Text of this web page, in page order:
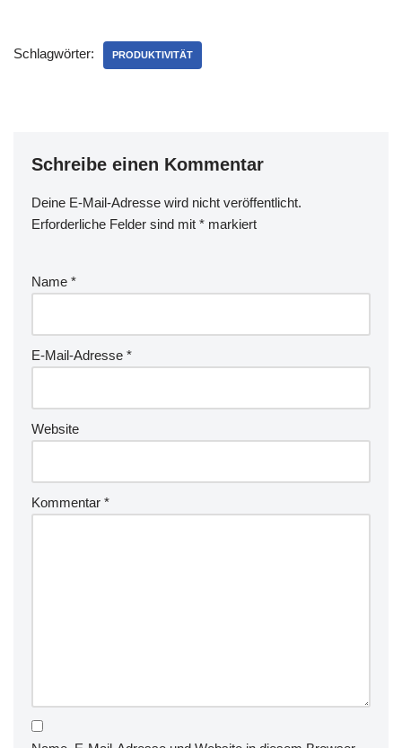
Schlagwörter: PRODUKTIVITÄT
Schreibe einen Kommentar
Deine E-Mail-Adresse wird nicht veröffentlicht.
Erforderliche Felder sind mit * markiert
Name *
E-Mail-Adresse *
Website
Kommentar *